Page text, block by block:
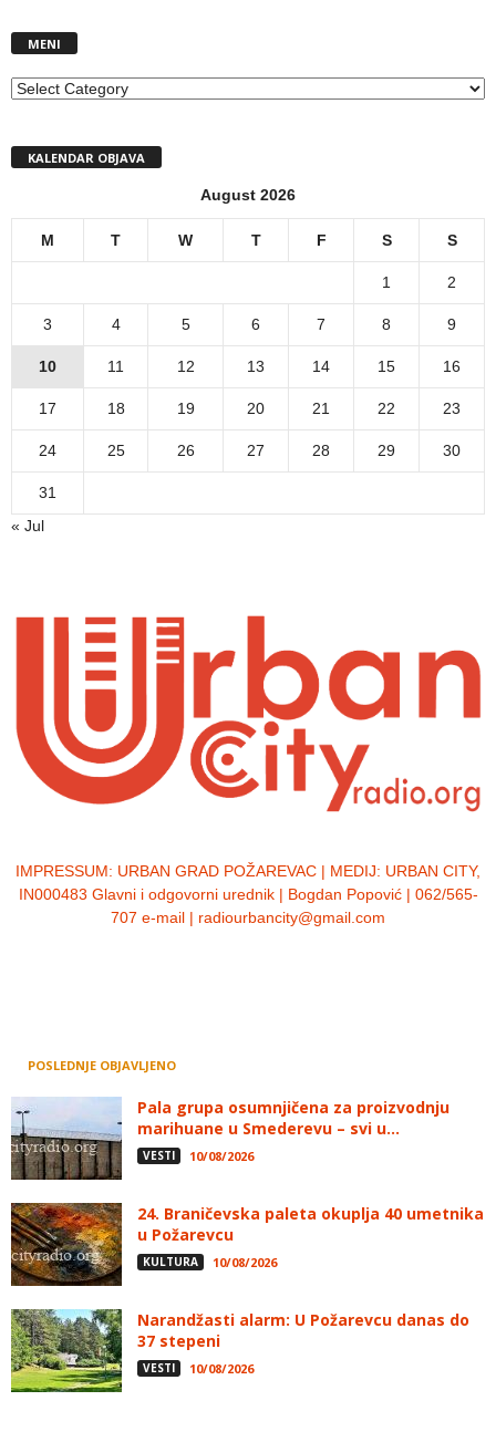
MENI
MENI
KALENDAR OBJAVA
August 2026
M T W T F S S
1 2
3 4 5 6 7 8 9
10 11 12 13 14 15 16
17 18 19 20 21 22 23
24 25 26 27 28 29 30
31
« Jul
IMPRESSUM: URBAN GRAD POŽAREVAC | MEDIJ: URBAN CITY,
IN000483 Glavni i odgovorni urednik | Bogdan Popović | 062/565-
707 e-mail | radiourbancity@gmail.com
POSLEDNJE OBJAVLJENO
Pala grupa osumnjičena za proizvodnju
marihuane u Smederevu – svi u...
VESTI 10/08/2026
24. Braničevska paleta okuplja 40 umetnika
u Požarevcu
KULTURA 10/08/2026
Narandžasti alarm: U Požarevcu danas do
37 stepeni
VESTI 10/08/2026